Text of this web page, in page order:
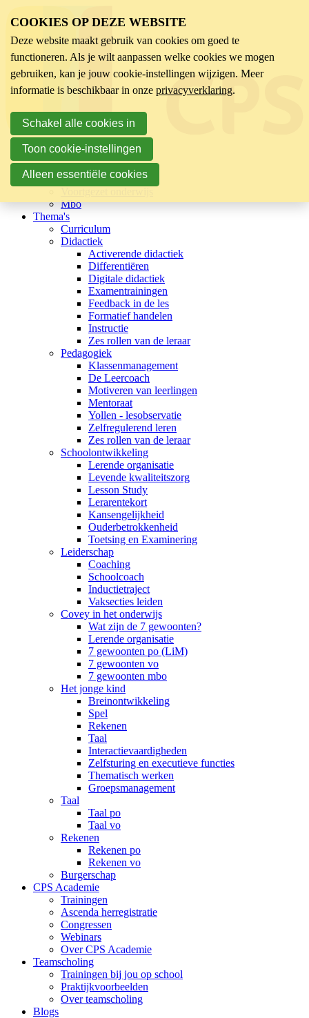
Sector
Kinderopvang
Basisonderwijs
Mbo
Thema's
Curriculum
Didactiek
Activerende didactiek
Differentiëren
Digitale didactiek
Examentrainingen
Feedback in de les
Formatief handelen
Instructie
Zes rollen van de leraar
Pedagogiek
Klassenmanagement
De Leercoach
Motiveren van leerlingen
Mentoraat
Yollen - lesobservatie
Zelfregulerend leren
Zes rollen van de leraar
Schoolontwikkeling
Lerende organisatie
Levende kwaliteitszorg
Lesson Study
Lerarentekort
Kansengelijkheid
Ouderbetrokkenheid
Toetsing en Examinering
Leiderschap
Coaching
Schoolcoach
Inductietraject
Vaksecties leiden
Covey in het onderwijs
Wat zijn de 7 gewoonten?
Lerende organisatie
7 gewoonten po (LiM)
7 gewoonten vo
7 gewoonten mbo
Het jonge kind
Breinontwikkeling
Spel
Rekenen
Taal
Interactievaardigheden
Zelfsturing en executieve functies
Thematisch werken
Groepsmanagement
Taal
Taal po
Taal vo
Rekenen
Rekenen po
Rekenen vo
Burgerschap
CPS Academie
Trainingen
Ascenda herregistratie
Congressen
Webinars
Over CPS Academie
Teamscholing
Trainingen bij jou op school
Praktijkvoorbeelden
Over teamscholing
Blogs
COOKIES OP DEZE WEBSITE
Deze website maakt gebruik van cookies om goed te
functioneren. Als je wilt aanpassen welke cookies we mogen
gebruiken, kan je jouw cookie-instellingen wijzigen. Meer
informatie is beschikbaar in onze privacyverklaring.
Schakel alle cookies in
Toon cookie-instellingen
Alleen essentiële cookies